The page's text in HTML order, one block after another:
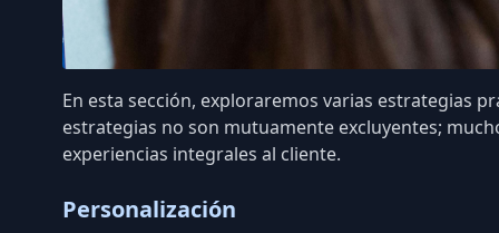
En esta sección, exploraremos varias estrategias
estrategias no son mutuamente excluyentes;
experiencias integrales al cliente.
Personalización